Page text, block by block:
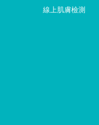
線上肌膚檢測